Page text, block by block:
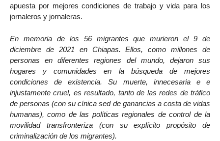
apuesta por mejores condiciones de trabajo y vida para los
jornaleros y jornaleras.
En memoria de los 56 migrantes que murieron el 9 de
diciembre de 2021 en Chiapas. Ellos, como millones de
personas en diferentes regiones del mundo, dejaron sus
hogares y comunidades en la búsqueda de mejores
condiciones de existencia. Su muerte, innecesaria e e
injustamente cruel, es resultado, tanto de las redes de tráfico
de personas (con su cínica sed de ganancias a costa de vidas
humanas), como de las políticas regionales de control de la
movilidad transfronteriza (con su explícito propósito de
criminalización de los migrantes).